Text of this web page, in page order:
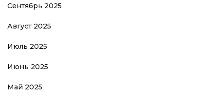
Сентябрь 2025
Август 2025
Июль 2025
Июнь 2025
Май 2025